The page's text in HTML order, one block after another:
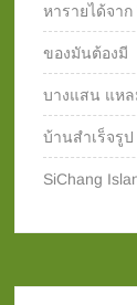
หารายได้จาก
ของมันต้องมี
บางแสน แหล
บ้านสำเร็จรูป
SiChang